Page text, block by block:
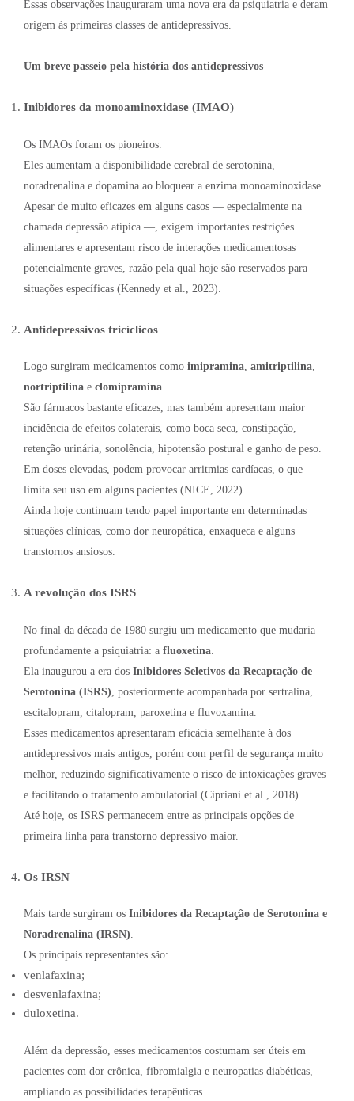
Essas observações inauguraram uma nova era da psiquiatria e deram
origem às primeiras classes de antidepressivos.
Um breve passeio pela história dos antidepressivos
Inibidores da monoaminoxidase (IMAO)
Os IMAOs foram os pioneiros.
Eles aumentam a disponibilidade cerebral de serotonina,
noradrenalina e dopamina ao bloquear a enzima monoaminoxidase.
Apesar de muito eficazes em alguns casos — especialmente na
chamada depressão atípica —, exigem importantes restrições
alimentares e apresentam risco de interações medicamentosas
potencialmente graves, razão pela qual hoje são reservados para
situações específicas (Kennedy et al., 2023).
Antidepressivos tricíclicos
Logo surgiram medicamentos como imipramina, amitriptilina,
nortriptilina e clomipramina.
São fármacos bastante eficazes, mas também apresentam maior
incidência de efeitos colaterais, como boca seca, constipação,
retenção urinária, sonolência, hipotensão postural e ganho de peso.
Em doses elevadas, podem provocar arritmias cardíacas, o que
limita seu uso em alguns pacientes (NICE, 2022).
Ainda hoje continuam tendo papel importante em determinadas
situações clínicas, como dor neuropática, enxaqueca e alguns
transtornos ansiosos.
A revolução dos ISRS
No final da década de 1980 surgiu um medicamento que mudaria
profundamente a psiquiatria: a fluoxetina
Ela inaugurou a era dos Inibidores Seletivos da Recaptação de
Serotonina (ISRS) , posteriormente acompanhada por sertralina,
escitalopram, citalopram, paroxetina e fluvoxamina.
Esses medicamentos apresentaram eficácia semelhante à dos
antidepressivos mais antigos, porém com perfil de segurança muito
melhor, reduzindo significativamente o risco de intoxicações graves
e facilitando o tratamento ambulatorial (Cipriani et al., 2018).
Até hoje, os ISRS permanecem entre as principais opções de
primeira linha para transtorno depressivo maior.
Os IRSN
Mais tarde surgiram os Inibidores da Recaptação de Serotonina e
Noradrenalina (IRSN).
Os principais representantes são:
venlafaxina;
desvenlafaxina;
duloxetina.
Além da depressão, esses medicamentos costumam ser úteis em
pacientes com dor crônica, fibromialgia e neuropatias diabéticas,
ampliando as possibilidades terapêuticas.